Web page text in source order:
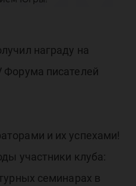
награду на
Форума писателей
и их успехами!
участники клуба:
семинарах в